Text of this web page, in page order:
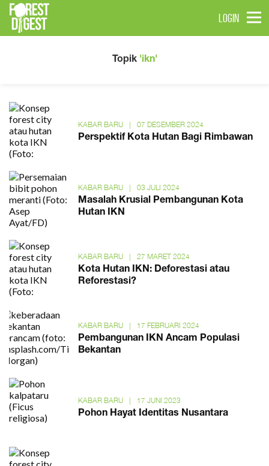
LOGIN
Topik 'ikn'
KABAR BARU | 07 DESEMBER 2024
Perspektif Kota Hutan Bagi Rimbawan
KABAR BARU | 03 JULI 2024
Masalah Krusial Pembangunan Kota
Hutan IKN
KABAR BARU | 27 MARET 2024
Kota Hutan IKN: Deforestasi atau
Reforestasi?
KABAR BARU | 17 FEBRUARI 2024
Pembangunan IKN Ancam Populasi
Bekantan
KABAR BARU | 17 JUNI 2023
Pohon Hayat Identitas Nusantara